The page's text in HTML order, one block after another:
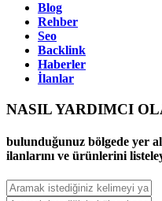
Blog
Rehber
Seo
Backlink
Haberler
İlanlar
NASIL YARDIMCI
bulunduğunuz bölgede yer
ilanlarını ve ürünlerini